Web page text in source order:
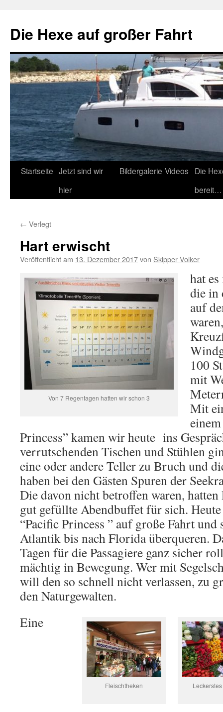
springen
Die Hexe auf großer Fahrt
Startseite Jetzt sind wir
hier
Bildergalerie Videos
Die
bereit…
← Verlegt
Hart erwischt
Veröffentlicht am 13. Dezember 2017von Skipper Volker
Von 7 Regentagen hatten wir schon 3
hat
die in
auf
100
mit
Mit
Princess” kamen wir heute ins
verrutschenden Tischen und Stühlen
eine oder andere Teller zu Bruch und
haben bei den Gästen Spuren der
Die davon nicht betroffen waren,
gut gefüllte Abendbuffet für sich.
“Pacific Princess ” auf große Fahrt und
Atlantik bis nach Florida überqueren.
Tagen für die Passagiere ganz sicher
mächtig in Bewegung. Wer mit
will den so schnell nicht verlassen, zu
den Naturgewalten.
Fleischtheken
Eine